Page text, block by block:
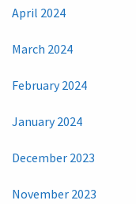
April 2024
March 2024
February 2024
January 2024
December 2023
November 2023